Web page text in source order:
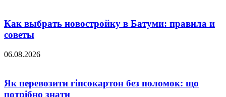
Как выбрать новостройку в Батуми: правила и
советы
06.08.2026
Як перевозити гіпсокартон без поломок: що
потрібно знати